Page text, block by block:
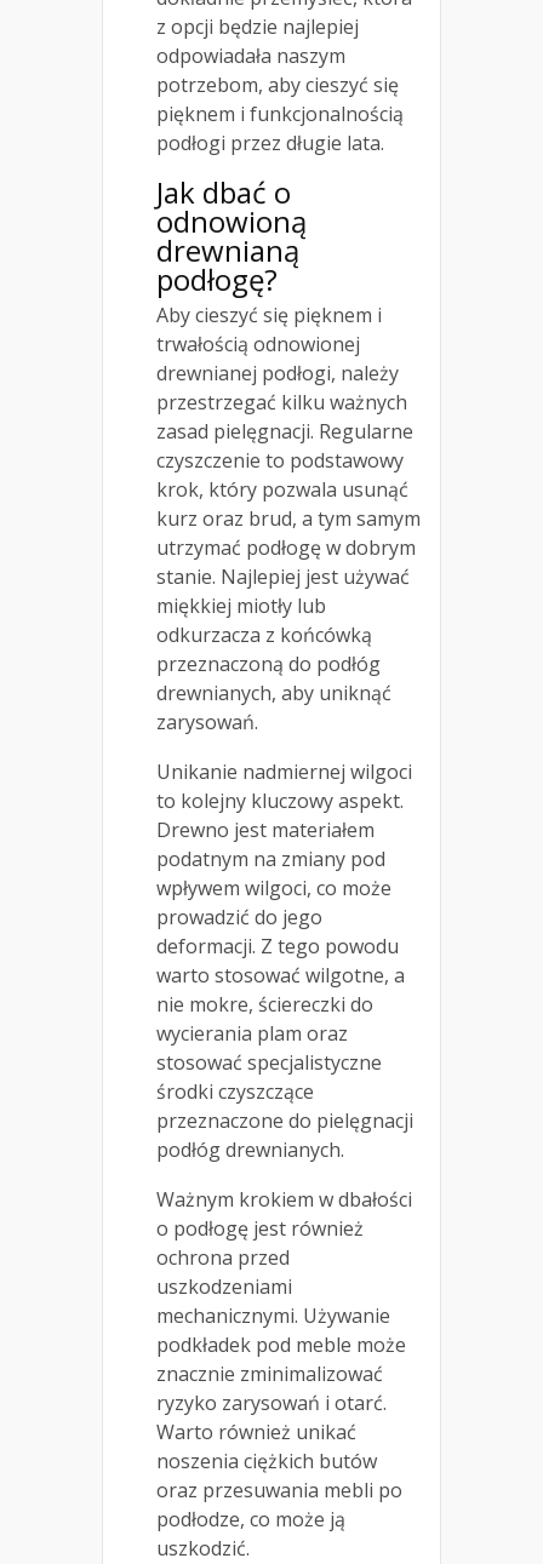
z opcji będzie najlepiej
odpowiadała naszym
potrzebom, aby cieszyć się
pięknem i funkcjonalnością
podłogi przez długie lata.
Jak dbać o
odnowioną
drewnianą
podłogę?
Aby cieszyć się pięknem i
trwałością odnowionej
drewnianej podłogi, należy
przestrzegać kilku ważnych
zasad pielęgnacji. Regularne
czyszczenie to podstawowy
krok, który pozwala usunąć
kurz oraz brud, a tym samym
utrzymać podłogę w dobrym
stanie. Najlepiej jest używać
miękkiej miotły lub
odkurzacza z końcówką
przeznaczoną do podłóg
drewnianych, aby uniknąć
zarysowań.
Unikanie nadmiernej wilgoci
to kolejny kluczowy aspekt.
Drewno jest materiałem
podatnym na zmiany pod
wpływem wilgoci, co może
prowadzić do jego
deformacji. Z tego powodu
warto stosować wilgotne, a
nie mokre, ściereczki do
wycierania plam oraz
stosować specjalistyczne
środki czyszczące
przeznaczone do pielęgnacji
podłóg drewnianych.
Ważnym krokiem w dbałości
o podłogę jest również
ochrona przed
uszkodzeniami
mechanicznymi. Używanie
podkładek pod meble może
znacznie zminimalizować
ryzyko zarysowań i otarć.
Warto również unikać
noszenia ciężkich butów
oraz przesuwania mebli po
podłodze, co może ją
uszkodzić.